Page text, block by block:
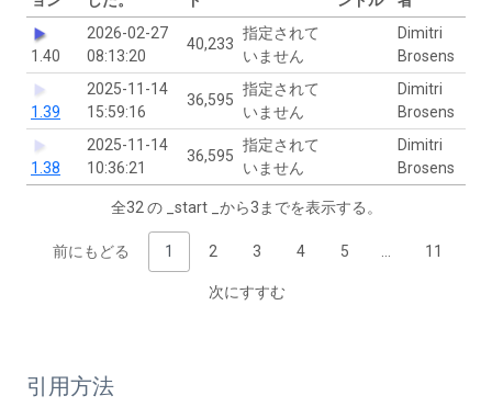
1.40
2026-02-27
08:13:20
40,233
指定されて
いません
Dimitri
Brosens
1.39
2025-11-14
15:59:16
36,595
指定されて
いません
Dimitri
Brosens
1.38
2025-11-14
10:36:21
36,595
指定されて
いません
Dimitri
Brosens
全32 の _start _から3までを表示する。
前にもどる 1 2 3 4 5 11
次にすすむ
引用方法